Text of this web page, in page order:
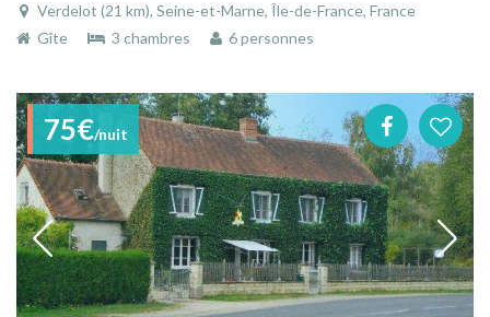
Verdelot (21 km), Seine-et-Marne, Île-de-France, France
Gîte
3 chambres 6 personnes
75€/nuit